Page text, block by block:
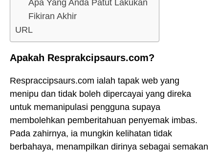
Apa Yang Anda Patut Lakukan
Fikiran Akhir
URL
Apakah Resprakcipsaurs.com?
Respraccipsaurs.com ialah tapak web yang
menipu dan tidak boleh dipercayai yang direka
untuk memanipulasi pengguna supaya
membolehkan pemberitahuan penyemak imbas.
Pada zahirnya, ia mungkin kelihatan tidak
berbahaya, menampilkan dirinya sebagai semakan